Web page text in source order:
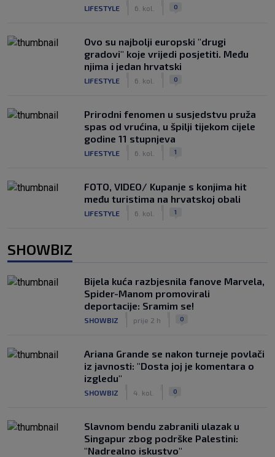
LIFESTYLE 6. kol. 0
Ovo su najbolji europski "drugi
gradovi" koje vrijedi posjetiti. Među
njima i jedan hrvatski
LIFESTYLE 6. kol. 0
Prirodni fenomen u susjedstvu pruža
spas od vrućina, u špilji tijekom cijele
godine 11 stupnjeva
LIFESTYLE 6. kol. 1
FOTO, VIDEO/ Kupanje s konjima hit
među turistima na hrvatskoj obali
LIFESTYLE 6. kol. 1
SHOWBIZ
Bijela kuća razbjesnila fanove Marvela,
Spider-Manom promovirali
deportacije: Sramim se!
SHOWBIZ prije 2 h 0
Ariana Grande se nakon turneje povlači
iz javnosti: "Dosta joj je komentara o
izgledu"
SHOWBIZ 4. kol. 0
Slavnom bendu zabranili ulazak u
Singapur zbog podrške Palestini:
"Nadrealno iskustvo"